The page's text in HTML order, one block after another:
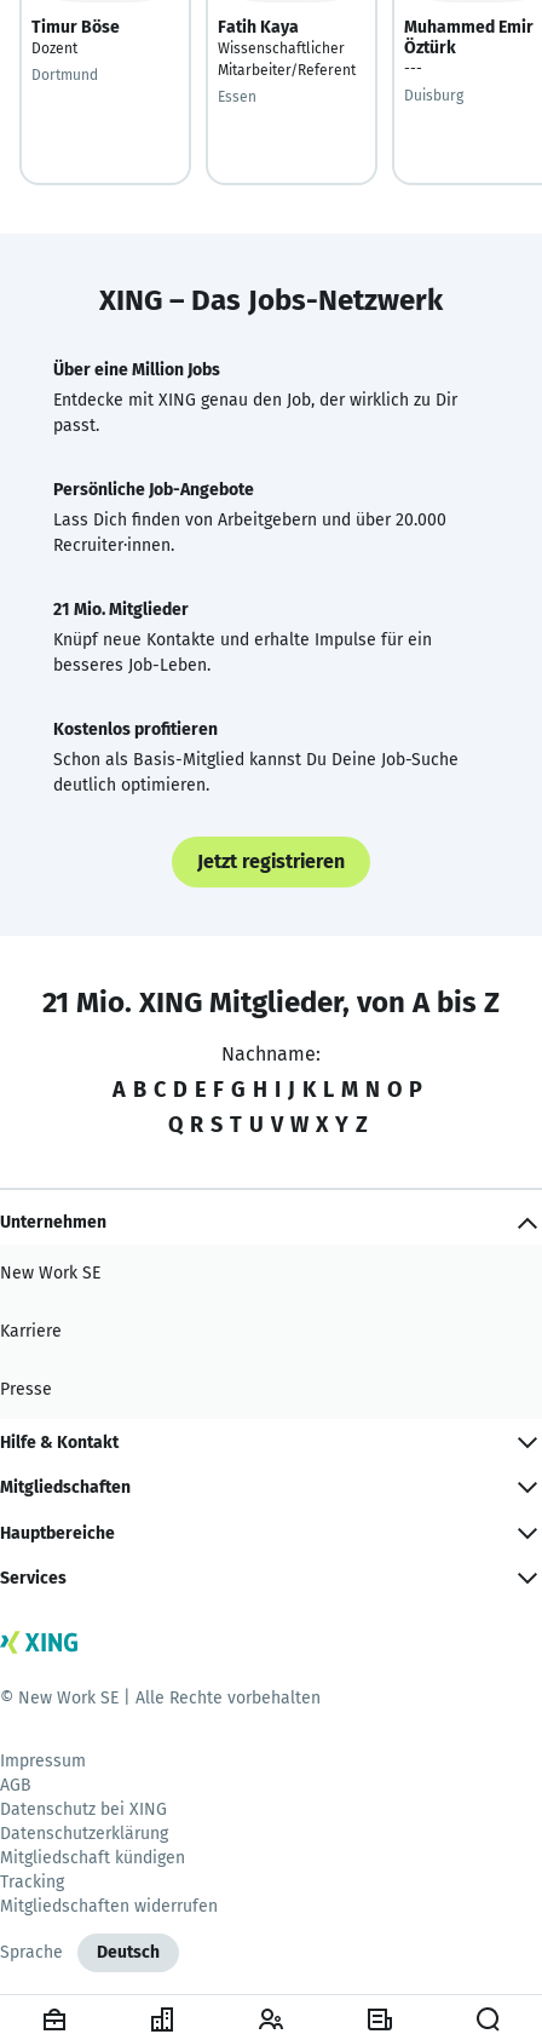
Timur Böse
Dozent
Dortmund
Fatih Kaya
Wissenschaftlicher
Mitarbeiter/Referent
Essen
Muhammed Emir
Öztürk
---
Duisburg
XING – Das Jobs-Netzwerk
Über eine Million Jobs
Entdecke mit XING genau den Job, der wirklich zu Dir
passt.
Persönliche Job-Angebote
Lass Dich finden von Arbeitgebern und über 20.000
Recruiter·innen.
21 Mio. Mitglieder
Knüpf neue Kontakte und erhalte Impulse für ein
besseres Job-Leben.
Kostenlos profitieren
Schon als Basis-Mitglied kannst Du Deine Job-Suche
deutlich optimieren.
Jetzt registrieren
21 Mio. XING Mitglieder, von A bis Z
Nachname:
A B C D E F G H I J K L M N O P
Q R S T U V W X Y Z
Unternehmen
New Work SE
Karriere
Presse
Hilfe & Kontakt
Mitgliedschaften
Hauptbereiche
Services
© New Work SE | Alle Rechte vorbehalten
Impressum
AGB
Datenschutz bei XING
Datenschutzerklärung
Mitgliedschaft kündigen
Tracking
Mitgliedschaften widerrufen
Sprache Deutsch